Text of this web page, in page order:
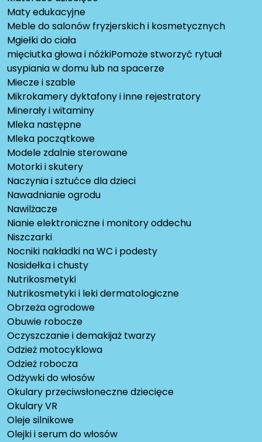
Maty edukacyjne
Meble do salonów fryzjerskich i kosmetycznych
Mgiełki do ciała
mięciutka głowa i nóżkiPomoże stworzyć rytuał
usypiania w domu lub na spacerze
Miecze i szable
Mikrokamery dyktafony i inne rejestratory
Minerały i witaminy
Mleka następne
Mleka początkowe
Modele zdalnie sterowane
Motorki i skutery
Naczynia i sztućce dla dzieci
Nawadnianie ogrodu
Nawilżacze
Nianie elektroniczne i monitory oddechu
Niszczarki
Nocniki nakładki na WC i podesty
Nosidełka i chusty
Nutrikosmetyki
Nutrikosmetyki i leki dermatologiczne
Obrzeża ogrodowe
Obuwie robocze
Oczyszczanie i demakijaż twarzy
Odzież motocyklowa
Odzież robocza
Odżywki do włosów
Okulary przeciwsłoneczne dziecięce
Okulary VR
Oleje silnikowe
Olejki i serum do włosów